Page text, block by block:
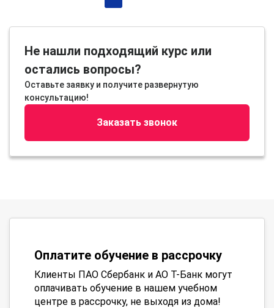
Не нашли подходящий курс или
остались вопросы?
Оставьте заявку и получите развернутую
консультацию!
Заказать звонок
Оплатите обучение в рассрочку
Клиенты ПАО Сбербанк и АО Т-Банк могут
оплачивать обучение в нашем учебном
центре в рассрочку, не выходя из дома!